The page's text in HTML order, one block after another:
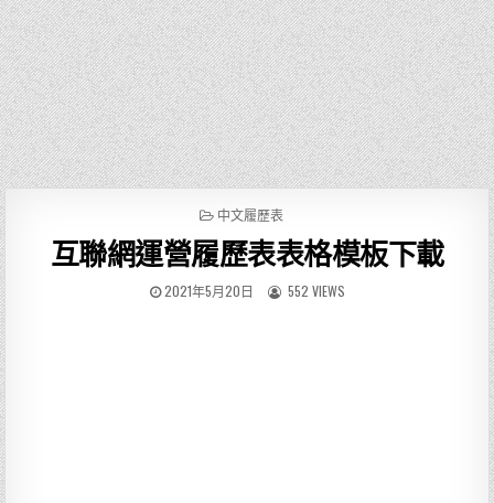
P
S
T
E
中文履歷表
互聯網運營履歷表表格模板下載
2021年5月20日 552 VIEWS